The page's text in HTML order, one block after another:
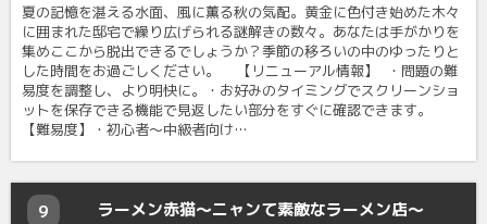
夏の記憶を湛える水面、風に薫る秋の気配。黄金に色付き始めた木々
に囲まれた邸宅で繰り広げられる謎解きの数々。あなたは手がかりを
集めここから脱出できるでしょうか？季節の移ろいの中のゆったりと
した時間をお過ごしください。 【リニューアル情報】 ・問題の難
易度を調整し、より明快に。・お好みのタイミングでスクリーンショ
ットを保存できる機能で見返したい部分をすぐに確認できます。
【難易度】・初心者～中級者向け…
9 ラーメン赤猫～ニャンて素敵なラーメン店～